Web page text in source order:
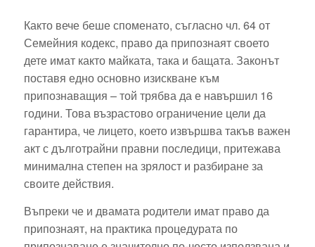
Както вече беше споменато, съгласно чл. 64 от
Семейния кодекс, право да припознаят своето
дете имат както майката, така и бащата. Законът
поставя едно основно изискване към
припознаващия – той трябва да е навършил 16
години. Това възрастово ограничение цели да
гарантира, че лицето, което извършва такъв важен
акт с дълготрайни правни последици, притежава
минимална степен на зрялост и разбиране за
своите действия.
Въпреки че и двамата родители имат право да
припознаят, на практика процедурата по